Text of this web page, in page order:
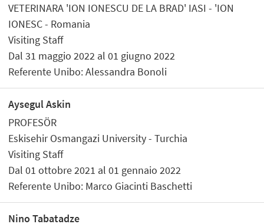
VETERINARA 'ION IONESCU DE LA BRAD' IASI - 'ION
IONESC - Romania
Visiting Staff
Dal 31 maggio 2022 al 01 giugno 2022
Referente Unibo: Alessandra Bonoli
Aysegul Askin
PROFESÖR
Eskisehir Osmangazi University - Turchia
Visiting Staff
Dal 01 ottobre 2021 al 01 gennaio 2022
Referente Unibo: Marco Giacinti Baschetti
Nino Tabatadze